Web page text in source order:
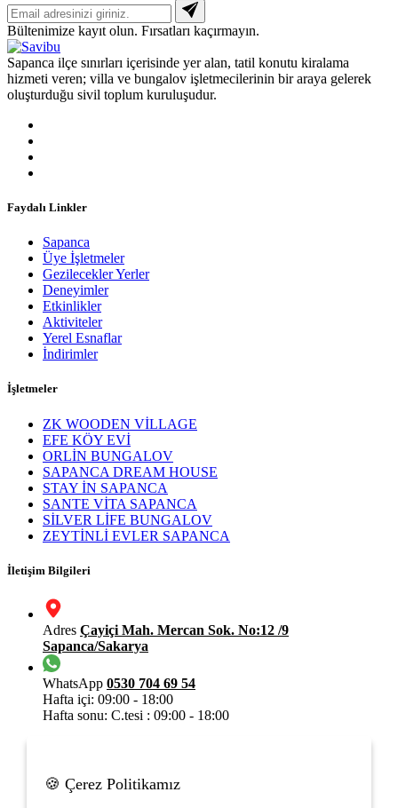
Bültenimize kayıt olun. Fırsatları kaçırmayın.
Sapanca ilçe sınırları içerisinde yer alan, tatil konutu kiralama
hizmeti veren; villa ve bungalov işletmecilerinin bir araya gelerek
oluşturduğu sivil toplum kuruluşudur.
Faydalı Linkler
Sapanca
Üye İşletmeler
Gezilecekler Yerler
Deneyimler
Etkinlikler
Aktiviteler
Yerel Esnaflar
İndirimler
İşletmeler
ZK WOODEN VİLLAGE
EFE KÖY EVİ
ORLİN BUNGALOV
SAPANCA DREAM HOUSE
STAY İN SAPANCA
SANTE VİTA SAPANCA
SİLVER LİFE BUNGALOV
ZEYTİNLİ EVLER SAPANCA
İletişim Bilgileri
Adres Çayiçi Mah. Mercan Sok. No:12 /9
Sapanca/Sakarya
WhatsApp 0530 704 69 54
Hafta içi: 09:00 - 18:00
Hafta sonu: C.tesi : 09:00 - 18:00
Hafta sonu: C.tesi- Pzr :10:00 -22:00
🍪 Çerez Politikamız